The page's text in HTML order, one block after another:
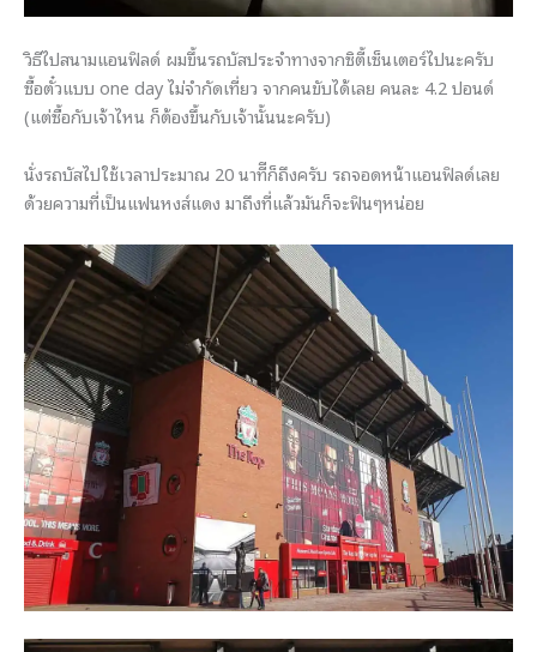
วิธีไปสนามแอนฟิลด์ ผมขึ้นรถบัสประจำทางจากซิตี้เซ็นเตอร์ไปนะครับ
ซื้อตั๋วแบบ one day ไม่จำกัดเที่ยว จากคนขับได้เลย คนละ 4.2 ปอนด์
(แต่ซื้อกับเจ้าไหน ก็ต้องขึ้นกับเจ้านั้นนะครับ)
นั่งรถบัสไปใช้เวลาประมาณ 20 นาทีีก็ถึงครับ รถจอดหน้าแอนฟิลด์เลย
ด้วยความที่เป็นแฟนหงส์แดง มาถึงที่แล้วมันก็จะฟินๆหน่อย